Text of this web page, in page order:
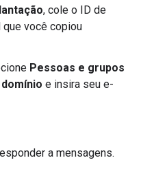
, cole o ID de
que você copiou
Pessoas e grupos
e insira seu e-
a mensagens.